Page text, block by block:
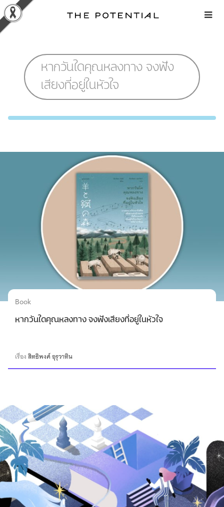
Skip
to
content
หากวันใดคุณหลงทาง จงฟัง
เสียงที่อยู่ในหัวใจ
Book
หากวันใดคุณหลงทาง จงฟังเสียงที่อยู่ในหัวใจ
เรื่องสิทธิพงศ์ อุรุวาทิน